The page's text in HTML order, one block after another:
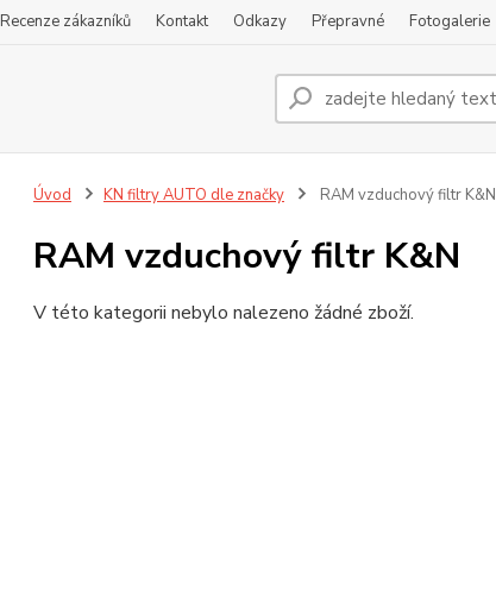
Recenze zákazníků Kontakt Odkazy Přepravné Fotogalerie
Úvod KN filtry AUTO dle značky RAM vzduchový filtr K&N
RAM vzduchový filtr K&N
V této kategorii nebylo nalezeno žádné zboží.